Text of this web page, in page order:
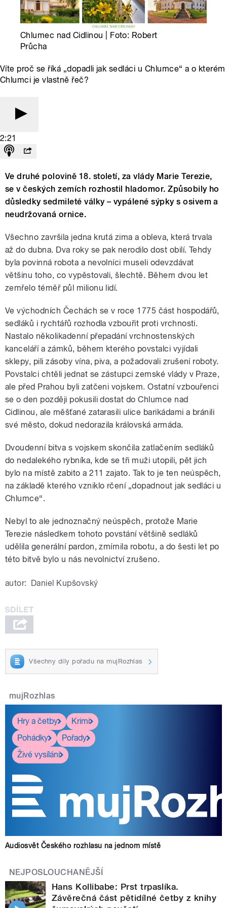
Chlumec nad Cidlinou | Foto: Robert
Průcha
Víte proč se říká „dopadli jak sedláci u Chlumce“ a o kterém
Chlumci je vlastně řeč?
2:21
Ve druhé polovině 18. století, za vlády Marie Terezie,
se v českých zemích rozhostil hladomor. Způsobily ho
důsledky sedmileté války – vypálené sýpky s osivem a
neudržovaná ornice.
Všechno završila jedna krutá zima a obleva, která trvala
až do dubna. Dva roky se pak nerodilo dost obilí. Tehdy
byla povinná robota a nevolníci museli odevzdávat
většinu toho, co vypěstovali, šlechtě. Během dvou let
zemřelo téměř půl milionu lidí.
Ve východních Čechách se v roce 1775 část hospodářů,
sedláků i rychtářů rozhodla vzbouřit proti vrchnosti.
Nastalo několikadenní přepadání vrchnostenských
kanceláří a zámků, během kterého povstalci vyjídali
sklepy, pili zásoby vína, piva, a požadovali zrušení roboty.
Povstalci chtěli jednat se zástupci zemské vlády v Praze,
ale před Prahou byli zatčeni vojskem. Ostatní vzbouřenci
se o den později pokusili dostat do Chlumce nad
Cidlinou, ale měšťané zatarasili ulice barikádami a bránili
své město, dokud nedorazila královská armáda.
Dvoudenní bitva s vojskem skončila zatlačením sedláků
do nedalekého rybníka, kde se tři muži utopili, pět jich
bylo na místě zabito a 211 zajato. Tak to je ten neúspěch,
na základě kterého vzniklo rčení „dopadnout jak sedláci u
Chlumce“.
Nebyl to ale jednoznačný neúspěch, protože Marie
Terezie následkem tohoto povstání většině sedláků
udělila generální pardon, zmírnila robotu, a do šesti let po
této bitvě bylo u nás nevolnictví zrušeno.
autor: Daniel Kupšovský
Všechny díly pořadu na mujRozhlas
mujRozhlas
Hry a četby
Krimi
Pohádky
Pořady
Živé vysílání
Audiosvět Českého rozhlasu na jednom místě
NEJPOSLOUCHANĚJŠÍ
Hans Kollibabe: Prst trpaslíka.
Závěrečná část pětidílné četby z knihy